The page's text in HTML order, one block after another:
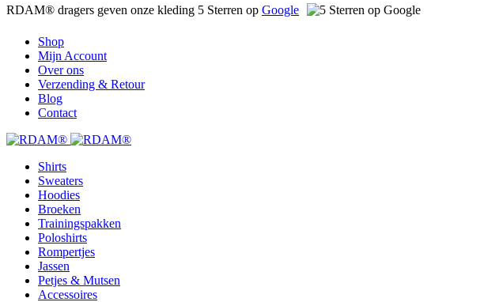
RDAM® dragers geven onze kleding 5 Sterren op Google
Shop
Mijn Account
Over ons
Verzending & Retour
Blog
Contact
Shirts
Sweaters
Hoodies
Broeken
Trainingspakken
Poloshirts
Rompertjes
Jassen
Petjes & Mutsen
Accessoires